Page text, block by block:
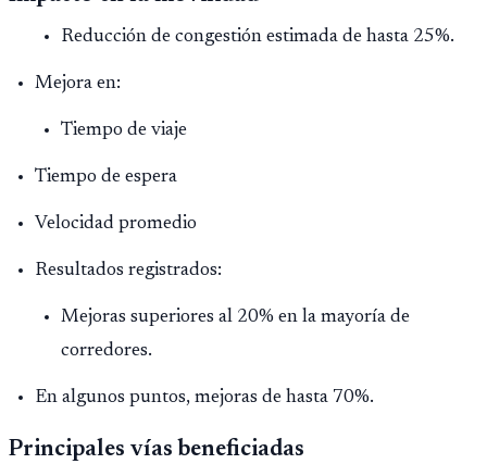
Reducción de congestión estimada de hasta 25%.
Mejora en:
Tiempo de viaje
Tiempo de espera
Velocidad promedio
Resultados registrados:
Mejoras superiores al 20% en la mayoría de
corredores.
En algunos puntos, mejoras de hasta 70%.
Principales vías beneficiadas